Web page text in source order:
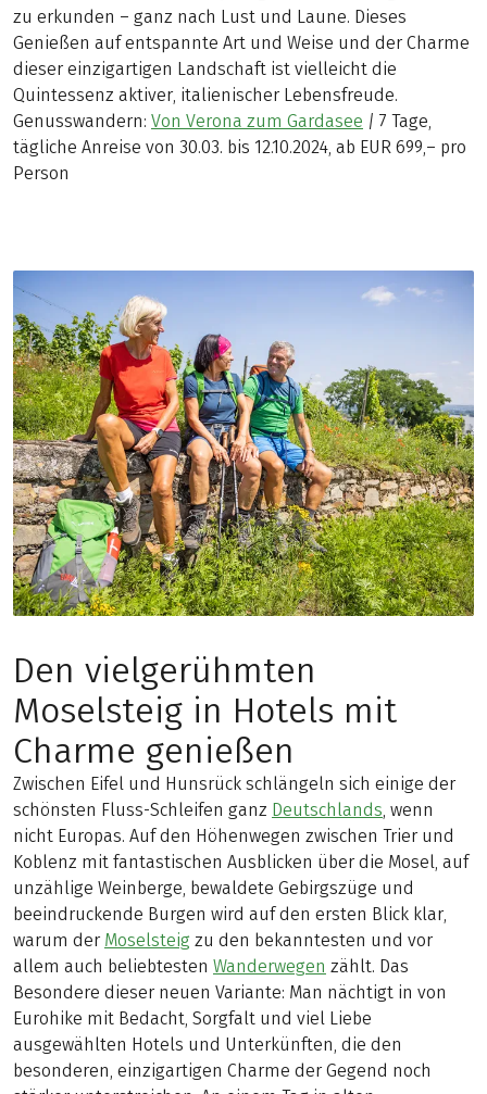
zu erkunden – ganz nach Lust und Laune. Dieses
Genießen auf entspannte Art und Weise und der Charme
dieser einzigartigen Landschaft ist vielleicht die
Quintessenz aktiver, italienischer Lebensfreude.
Genusswandern: Von Verona zum Gardasee | 7 Tage,
tägliche Anreise von 30.03. bis 12.10.2024, ab EUR 699,– pro
Person
Den vielgerühmten
Moselsteig in Hotels mit
Charme genießen
Zwischen Eifel und Hunsrück schlängeln sich einige der
schönsten Fluss-Schleifen ganz Deutschlands, wenn
nicht Europas. Auf den Höhenwegen zwischen Trier und
Koblenz mit fantastischen Ausblicken über die Mosel, auf
unzählige Weinberge, bewaldete Gebirgszüge und
beeindruckende Burgen wird auf den ersten Blick klar,
warum der Moselsteig zu den bekanntesten und vor
allem auch beliebtesten Wanderwegen zählt. Das
Besondere dieser neuen Variante: Man nächtigt in von
Eurohike mit Bedacht, Sorgfalt und viel Liebe
ausgewählten Hotels und Unterkünften, die den
besonderen, einzigartigen Charme der Gegend noch